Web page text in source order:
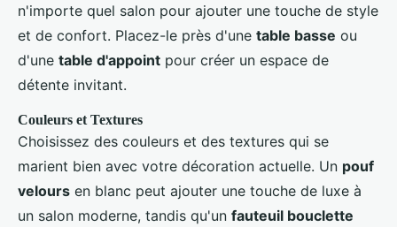
n'importe quel salon pour ajouter une touche de style
et de confort. Placez-le près d'une table basse ou
d'une table d'appoint pour créer un espace de
détente invitant.
Couleurs et Textures
Choisissez des couleurs et des textures qui se
marient bien avec votre décoration actuelle. Un pouf
velours en blanc peut ajouter une touche de luxe à
un salon moderne, tandis qu'un fauteuil bouclette